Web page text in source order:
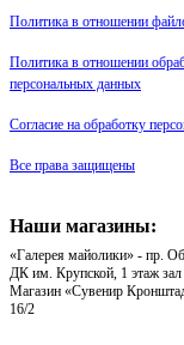
Политика в отношении
Политика в отношении
персональных данных
Согласие на обработку
Все права защищены
Наши магазины:
«Галерея майолики» - пр.
ДК им. Крупской, 1 этаж
Магазин «Сувенир
16/2